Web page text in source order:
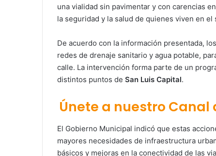
una vialidad sin pavimentar y con carencias
la seguridad y la salud de quienes viven en el
De acuerdo con la información presentada,
redes de drenaje sanitario y agua potable,
calle. La intervención forma parte de un
distintos puntos de San Luis Capital.
Únete a nuestro Canal
El Gobierno Municipal indicó que estas
mayores necesidades de infraestructura
básicos y mejoras en la conectividad de las